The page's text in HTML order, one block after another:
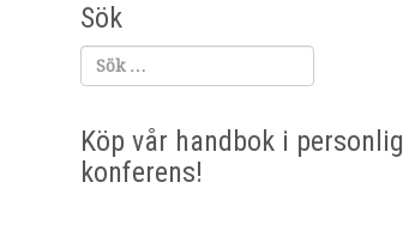
Sök
Köp vår handbok i personlig
konferens!